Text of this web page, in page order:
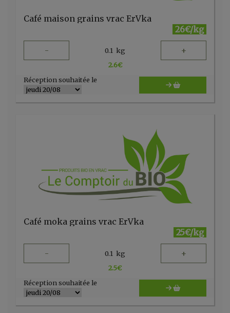
Café maison grains vrac ErVka
26€/kg
- 0.1 kg +
2.6€
Réception souhaitée le
Café moka grains vrac ErVka
25€/kg
- 0.1 kg +
2.5€
Réception souhaitée le